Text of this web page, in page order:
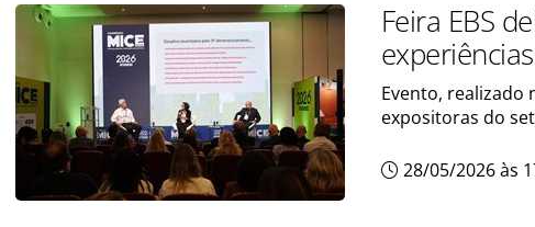
Feira EBS
Evento, realizado
expositoras do
28/05/2026 às